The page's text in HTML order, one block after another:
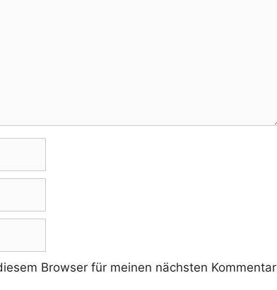
Browser für meinen nächsten Kommentar